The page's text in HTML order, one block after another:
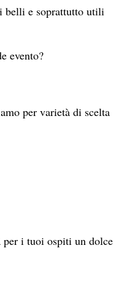
belli e soprattutto utili
evento?
per varietà di scelta
i tuoi ospiti un dolce